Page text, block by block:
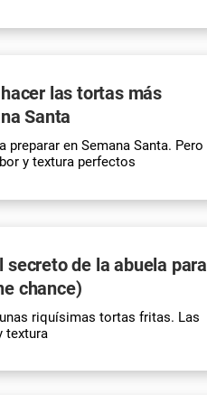
las tortas más
Santa
en Semana Santa. Pero
y textura perfectos
de la abuela para
chance)
riquísimas tortas fritas. Las
textura